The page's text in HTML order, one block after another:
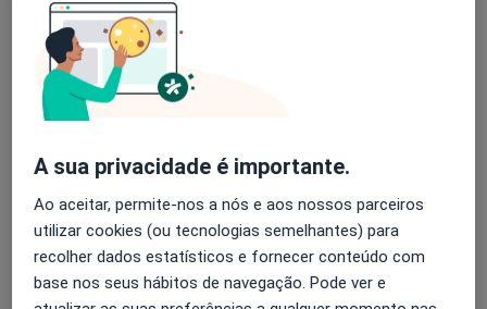
Avaliação Psicológica
Detalhes
Consulta domiciliar Psicologia
Detalhes
Consulta psicológica da criança
Detalhes
+ 7 serviços
A sua privacidade é importante.
Ao aceitar, permite-nos a nós e aos nossos parceiros
utilizar cookies (ou tecnologias semelhantes) para
recolher dados estatísticos e fornecer conteúdo com
base nos seus hábitos de navegação. Pode ver e